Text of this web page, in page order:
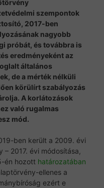
szempontok
2017-ben
nagyobb
próbát, és továbbra is
eredményeként az
általános
de a mérték nélküli
körülírt szabályozás
A korlátozások
való rugalmas
mód.
ben került a 2009. évi
2017. évi módosítása,
én hozott határozatában
ellenes a
ezért e